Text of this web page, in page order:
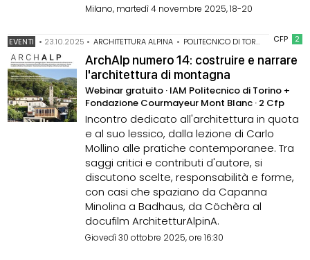
Milano, martedì 4 novembre 2025, 18-20
CFP 2
EVENTI • 23.10.2025 • ARCHITETTURA ALPINA • POLITECNICO DI TORINO •
ArchAlp numero 14: costruire e narrare
l'architettura di montagna
Webinar gratuito · IAM Politecnico di Torino +
Fondazione Courmayeur Mont Blanc · 2 Cfp
Incontro dedicato all'architettura in quota
e al suo lessico, dalla lezione di Carlo
Mollino alle pratiche contemporanee. Tra
saggi critici e contributi d'autore, si
discutono scelte, responsabilità e forme,
con casi che spaziano da Capanna
Minolina a Badhaus, da Cöchèra al
docufilm ArchitetturAlpinA.
Giovedì 30 ottobre 2025, ore 16:30